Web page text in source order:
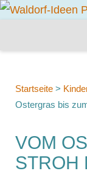
Startseite >
Ostergras bis
VOM
STROH